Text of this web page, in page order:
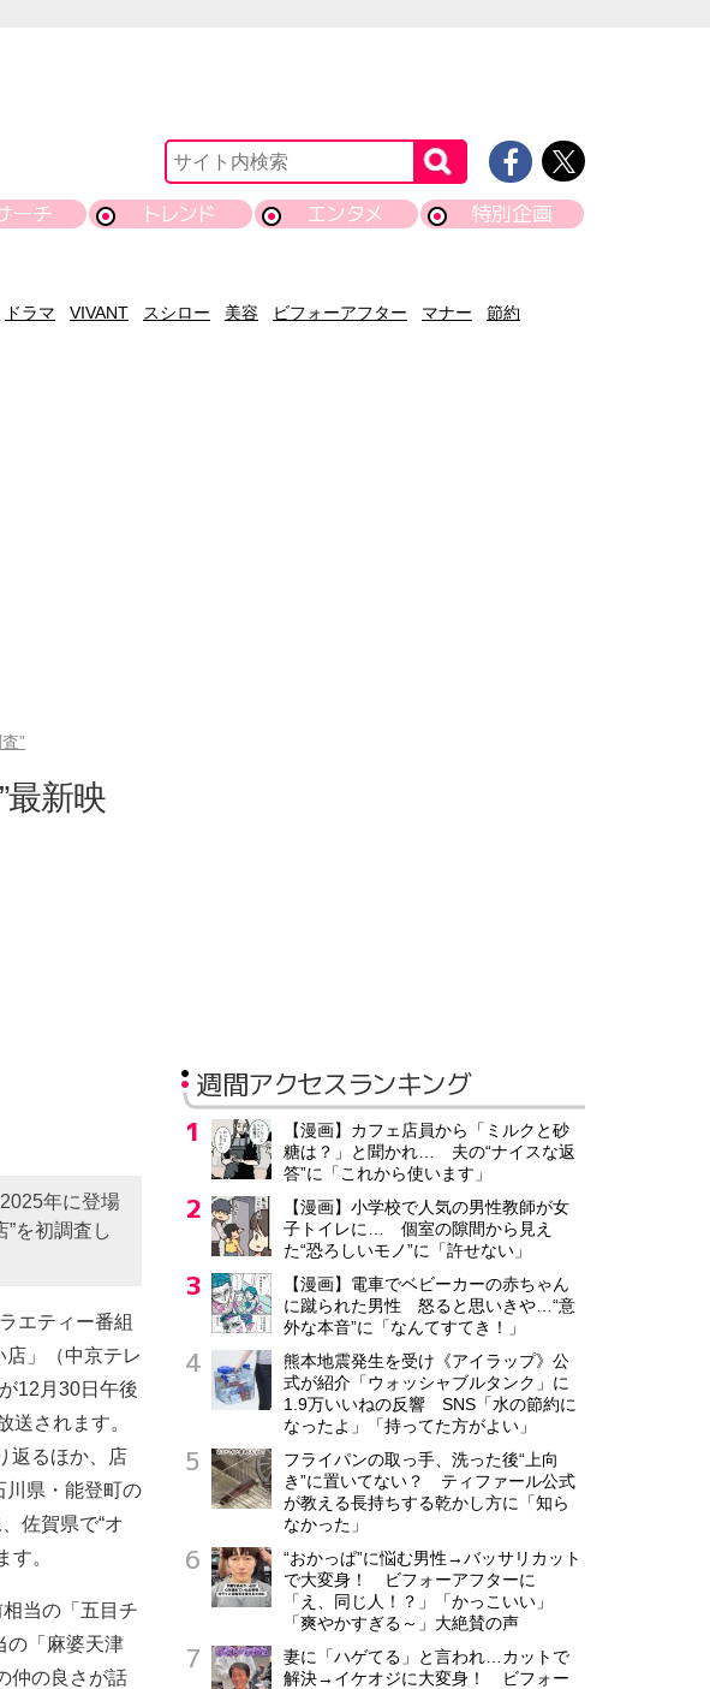
ーチ トレンド エンタメ 特別企画
ドラマ VIVANT スシロー 美容 ビフォーアフター マナー
節約
”
最新映
年に登場
を初調査し
エティー番組
」（中京テレ
12月30日午後
送されます。
返るほか、店
川県・能登町の
佐賀県で“オ
す。
当の「五目チ
の「麻婆天津
仲の良さが話
週間アクセスランキング
【漫画】カフェ店員から「ミルクと砂
糖は？」と聞かれ… 夫の“ナイスな返
答”に「これから使います」
【漫画】小学校で人気の男性教師が女
子トイレに… 個室の隙間から見え
た“恐ろしいモノ”に「許せない」
【漫画】電車でベビーカーの赤ちゃん
に蹴られた男性 怒ると思いきや…“意
外な本音”に「なんてすてき！」
熊本地震発生を受け《アイラップ》公
式が紹介「ウォッシャブルタンク」に
1.9万いいねの反響 SNS「水の節約に
なったよ」「持ってた方がよい」
フライパンの取っ手、洗った後“上向
き”に置いてない？ ティファール公式
が教える長持ちする乾かし方に「知ら
なかった」
“おかっぱ”に悩む男性→バッサリカット
で大変身！ ビフォーアフターに
「え、同じ人！？」「かっこいい」
「爽やかすぎる～」大絶賛の声
妻に「ハゲてる」と言われ…カットで
解決→イケオジに大変身！ ビフォー